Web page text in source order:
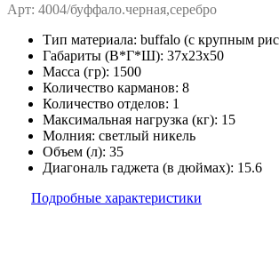
Арт: 4004/буффало.черная,серебро
Тип материала: buffalo (с крупным
Габариты (В*Г*Ш): 37x23x50
Масса (гр): 1500
Количество карманов: 8
Количество отделов: 1
Максимальная нагрузка (кг): 15
Молния: светлый никель
Объем (л): 35
Диагональ гаджета (в дюймах): 15.6
Подробные характеристики